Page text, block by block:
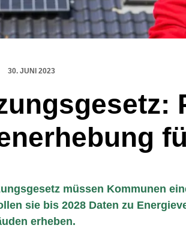
30. JUNI 2023
müssen Kommunen
sie bis 2028 Daten zu
erheben.